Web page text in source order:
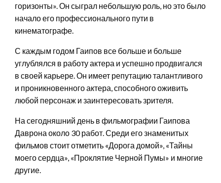
горизонты». Он сыграл небольшую роль, но это было
начало его профессионального пути в
кинематографе.
С каждым годом Гаипов все больше и больше
углублялся в работу актера и успешно продвигался
в своей карьере. Он имеет репутацию талантливого
и проникновенного актера, способного оживить
любой персонаж и заинтересовать зрителя.
На сегодняшний день в фильмографии Гаипова
Даврона около 30 работ. Среди его знаменитых
фильмов стоит отметить «Дорога домой», «Тайны
моего сердца», «Проклятие Черной Пумы» и многие
другие.